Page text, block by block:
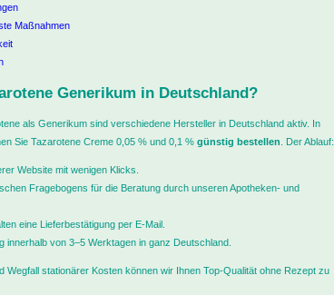
Maßnahmen
Generikum in Deutschland?
als Generikum sind verschiedene Hersteller in Deutschland aktiv. In
Sie Tazarotene Creme 0,05 % und 0,1 % günstig bestellen . Der Ablauf:
Website mit wenigen Klicks.
Fragebogens für die Beratung durch unseren Apotheken- und
eine Lieferbestätigung per E-Mail.
innerhalb von 3–5 Werktagen in ganz Deutschland.
Wegfall stationärer Kosten können wir Ihnen Top-Qualität ohne Rezept zu